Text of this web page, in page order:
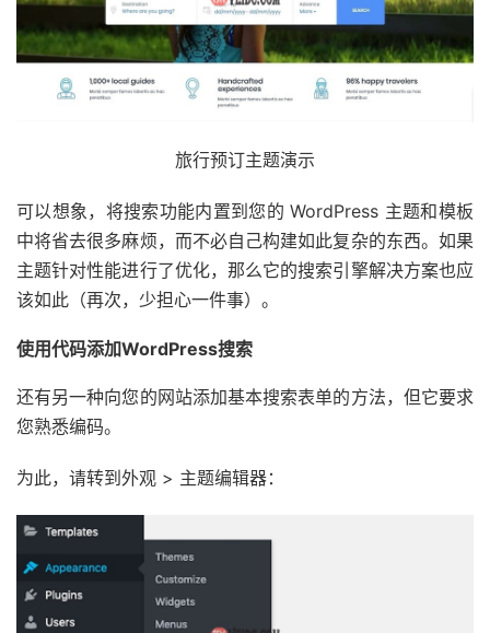
旅行预订主题演示
可以想象，将搜索功能内置到您的 WordPress 主题和模板
中将省去很多麻烦，而不必自己构建如此复杂的东西。如果
主题针对性能进行了优化，那么它的搜索引擎解决方案也应
该如此（再次，少担心一件事）。
使用代码添加WordPress搜索
还有另一种向您的网站添加基本搜索表单的方法，但它要求
您熟悉编码。
为此，请转到外观 > 主题编辑器：